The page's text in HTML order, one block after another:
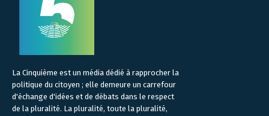
La Cinquième est un média dédié à rapprocher la
politique du citoyen ; elle demeure un carrefour
d'échange d'idées et de débats dans le respect
de la pluralité. La pluralité, toute la pluralité,